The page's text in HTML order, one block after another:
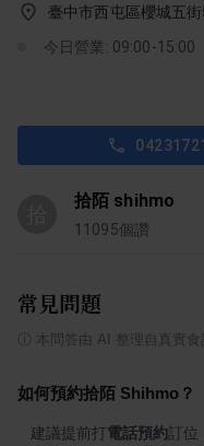
臺中市西屯區櫻城五
今日營業: 09:00-15:00
拾陌 shihmo
11095個讚
常見問題
本問答由 AI 整理自真實食
如何預約拾陌 Shihmo？
建議提前打電話預約訂位